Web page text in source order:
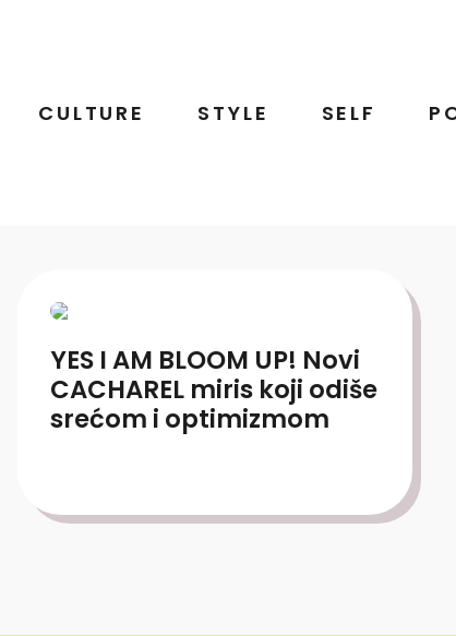
CULTURE STYLE SELF
YES I AM BLOOM UP! Novi
CACHAREL miris koji odiše
srećom i optimizmom